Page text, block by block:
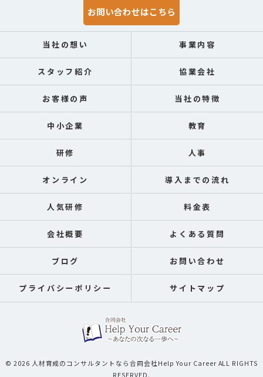
お問い合わせはこちら
当社の想い 事業内容
スタッフ紹介 協業会社
お客様の声 当社の特徴
中小企業 教育
研修 人事
オンライン 導入までの流れ
人気研修 料金表
会社概要 よくある質問
ブログ お問い合わせ
プライバシーポリシー サイトマップ
© 2026 人材育成のコンサルタントなら合同会社Help Your Career ALL RIGHTS
RESERVED.